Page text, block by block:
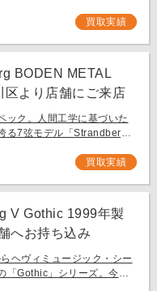
買取実績
BODEN METAL
区より店舗にご来店
ック。人間工学に基づいた
る7弦モデル「Strandberg
買取実績
V Gothic 1999年製
へお持ち込み
ヘヴィミュージック・シー
「Gothic」シリーズ。今回